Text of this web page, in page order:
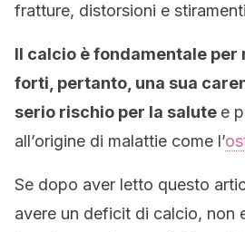
fratture, distorsioni e
Il calcio è fondamentale per
forti, pertanto, una sua
serio rischio per la salute e
all’origine di malattie come l’
Se dopo aver letto questo
avere un deficit di calcio, non